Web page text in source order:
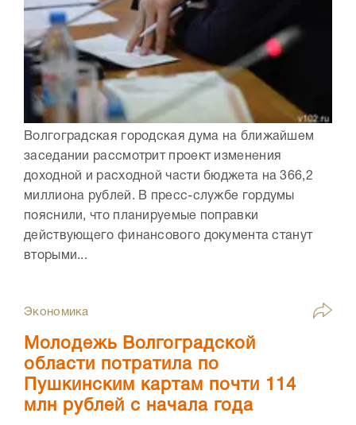
Волгоградская городская дума на ближайшем
заседании рассмотрит проект изменения
доходной и расходной части бюджета на 366,2
миллиона рублей. В пресс-службе гордумы
пояснили, что планируемые поправки
действующего финансового документа станут
вторыми...
Экономика
Молодежь Волгоградской
области потратила по
Пушкинским картам почти 114
млн рублей с начала года